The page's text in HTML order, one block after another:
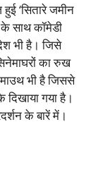
‘सितारे जमीन
के साथ कॉमेडी
भी है। जिसे
का रुख
भी है जिससे
गया है।
के बारें में।